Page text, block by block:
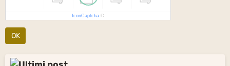
IconCaptcha ©
OK